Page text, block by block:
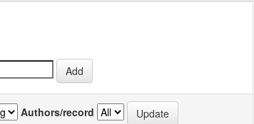
Authors/record